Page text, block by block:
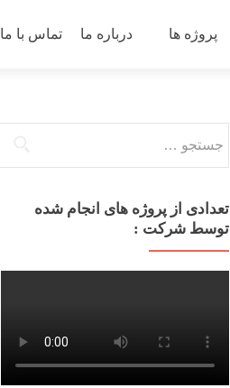
پروژه ها درباره ما تماس با ما
برای:
تعدادی از پروژه های انجام شده
توسط شرکت :